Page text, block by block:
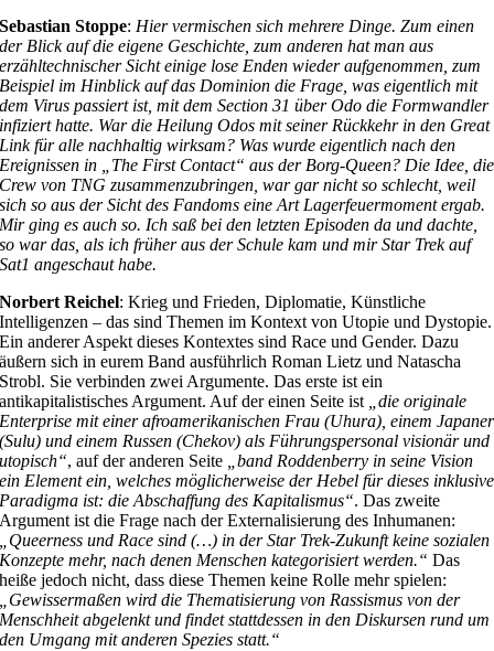
Sebastian Stoppe: Hier vermischen sich mehrere Dinge. Zum einen
der Blick auf die eigene Geschichte, zum anderen hat man aus
erzähltechnischer Sicht einige lose Enden wieder aufgenommen, zum
Beispiel im Hinblick auf das Dominion die Frage, was eigentlich mit
dem Virus passiert ist, mit dem Section 31 über Odo die Formwandler
infiziert hatte. War die Heilung Odos mit seiner Rückkehr in den Great
Link für alle nachhaltig wirksam? Was wurde eigentlich nach den
Ereignissen in „The First Contact“ aus der Borg-Queen? Die Idee, die
Crew von TNG zusammenzubringen, war gar nicht so schlecht, weil
sich so aus der Sicht des Fandoms eine Art Lagerfeuermoment ergab.
Mir ging es auch so. Ich saß bei den letzten Episoden da und dachte,
so war das, als ich früher aus der Schule kam und mir Star Trek auf
Sat1 angeschaut habe.
Norbert Reichel: Krieg und Frieden, Diplomatie, Künstliche
Intelligenzen – das sind Themen im Kontext von Utopie und Dystopie.
Ein anderer Aspekt dieses Kontextes sind Race und Gender. Dazu
äußern sich in eurem Band ausführlich Roman Lietz und Natascha
Strobl. Sie verbinden zwei Argumente. Das erste ist ein
antikapitalistisches Argument. Auf der einen Seite ist
„die originale
Enterprise mit einer afroamerikanischen Frau (Uhura), einem Japaner
(Sulu) und einem Russen (Chekov) als Führungspersonal visionär und
utopisch“, auf der anderen Seite
„band Roddenberry in seine Vision
ein Element ein, welches möglicherweise der Hebel für dieses inklusive
Paradigma ist: die Abschaffung des Kapitalismus“. Das zweite
Argument ist die Frage nach der Externalisierung des Inhumanen:
„Queerness und Race sind (…) in der Star Trek-Zukunft keine sozialen
Konzepte mehr, nach denen Menschen kategorisiert werden.“Das
heiße jedoch nicht, dass diese Themen keine Rolle mehr spielen:
„Gewissermaßen wird die Thematisierung von Rassismus von der
Menschheit abgelenkt und findet stattdessen in den Diskursen rund um
den Umgang mit anderen Spezies statt.“